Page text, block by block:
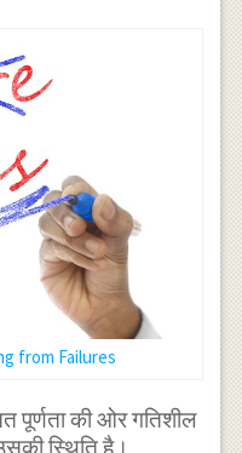
from Failures
पूर्णता की ओर गतिशील